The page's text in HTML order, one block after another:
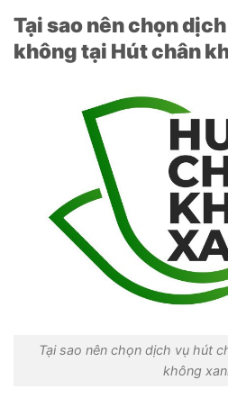
Tại sao nên chọn
không tại Hút chân
Tại sao nên chọn dịch vụ hút
không